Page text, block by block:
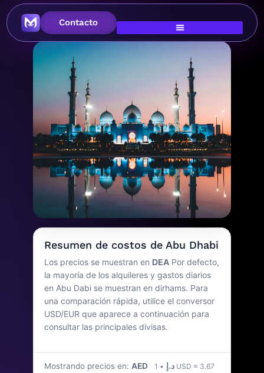
Contacto
Imagen principal
Costo de vida en Abu
Dabi
Emiratos Árabes Unidos
Última actualización: abril de 2026
Resumen de costos de Abu Dhabi
Los precios se muestran en DEA Por defecto,
la mayoría de los alquileres y gastos diarios
en Abu Dabi se muestran en dirhams. Para
una comparación rápida, utilice el conversor
USD/EUR que aparece a continuación para
consultar las principales divisas.
Mostrando precios en: AED د.إ
• 1 USD ≈ 3.67